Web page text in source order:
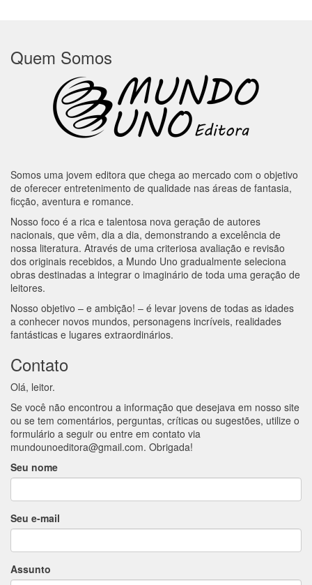
Quem Somos
Somos uma jovem editora que chega ao mercado com o objetivo
de oferecer entretenimento de qualidade nas áreas de fantasia,
ficção, aventura e romance.
Nosso foco é a rica e talentosa nova geração de autores
nacionais, que vêm, dia a dia, demonstrando a excelência de
nossa literatura. Através de uma criteriosa avaliação e revisão
dos originais recebidos, a Mundo Uno gradualmente seleciona
obras destinadas a integrar o imaginário de toda uma geração de
leitores.
Nosso objetivo – e ambição! – é levar jovens de todas as idades
a conhecer novos mundos, personagens incríveis, realidades
fantásticas e lugares extraordinários.
Contato
Olá, leitor.
Se você não encontrou a informação que desejava em nosso site
ou se tem comentários, perguntas, críticas ou sugestões, utilize o
formulário a seguir ou entre em contato via
mundounoeditora@gmail.com. Obrigada!
Seu nome
Seu e-mail
Assunto